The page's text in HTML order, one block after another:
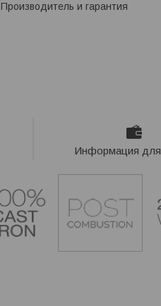
Производитель и гарантия
Информация для